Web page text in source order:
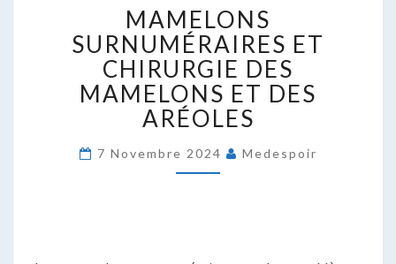
SURNUMÉRAIRES
ET
CHIRURGIE
DES
MAMELONS
ET
ARÉOLES
MAMELONS
SURNUMÉRAIRES ET
CHIRURGIE DES
MAMELONS ET DES
ARÉOLES
7 Novembre 2024 Medespoir